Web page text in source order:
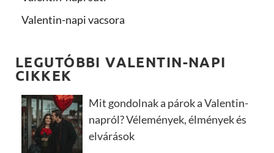
Valentin-napi vacsora
LEGUTÓBBI VALENTIN-NAPI
CIKKEK
Mit gondolnak a párok a Valentin-
napról? Vélemények, élmények és
elvárások